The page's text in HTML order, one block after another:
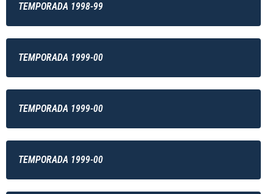
TEMPORADA 1998-99
TEMPORADA 1999-00
TEMPORADA 1999-00
TEMPORADA 1999-00